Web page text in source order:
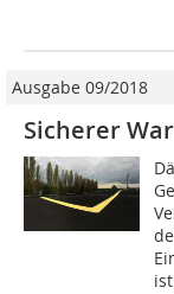
Ausgabe 09/2018
Sicherer